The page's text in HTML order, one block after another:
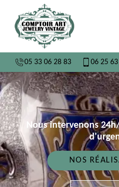
05 33 06 28 83 06 25
Nous intervenons
NOS